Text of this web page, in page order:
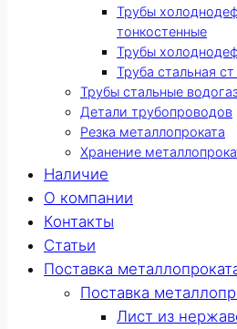
Трубы
тонкостенные
Трубы
Труба стальная
Трубы стальные
Детали трубопроводов
Резка металлопроката
Хранение
Наличие
О компании
Контакты
Статьи
Поставка
Поставка
Лист из